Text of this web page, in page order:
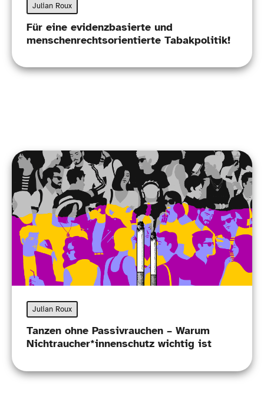
Julian Roux
Für eine evidenzbasierte und
menschenrechtsorientierte Tabakpolitik!
Julian Roux
Tanzen ohne Passivrauchen – Warum
Nichtraucher*innenschutz wichtig ist